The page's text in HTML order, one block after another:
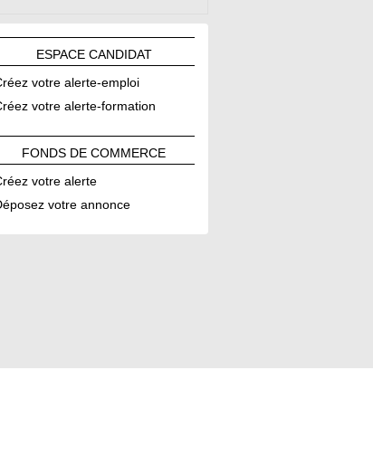
ESPACE CANDIDAT
votre alerte-emploi
votre alerte-formation
FONDS DECOMMERCE
votre alerte
votre annonce